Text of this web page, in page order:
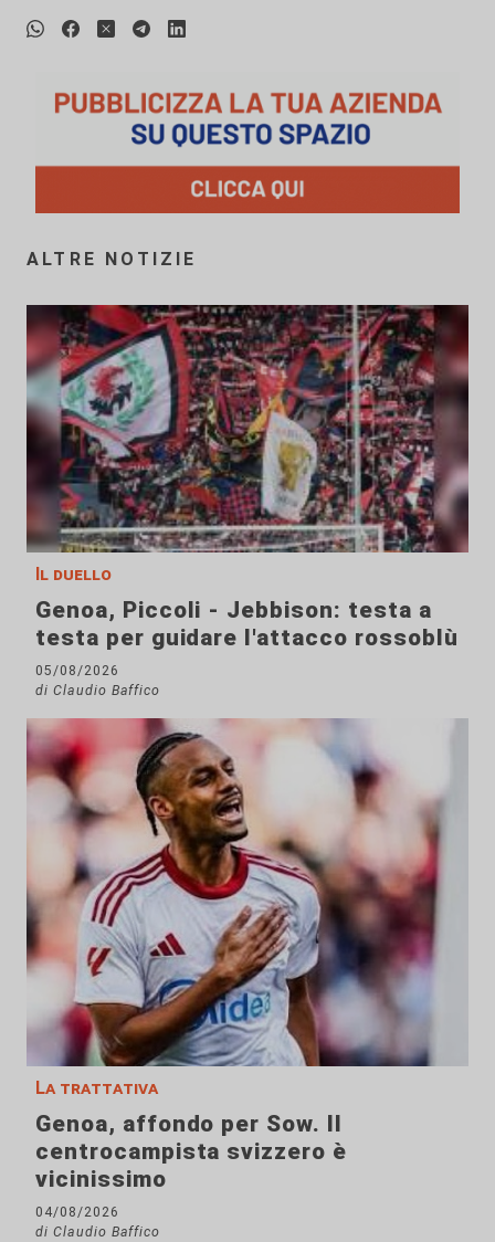
ALTRE NOTIZIE
Il duello
Genoa, Piccoli - Jebbison: testa a
testa per guidare l'attacco rossoblù
05/08/2026
di Claudio Baffico
La trattativa
Genoa, affondo per Sow. Il
centrocampista svizzero è
vicinissimo
04/08/2026
di Claudio Baffico